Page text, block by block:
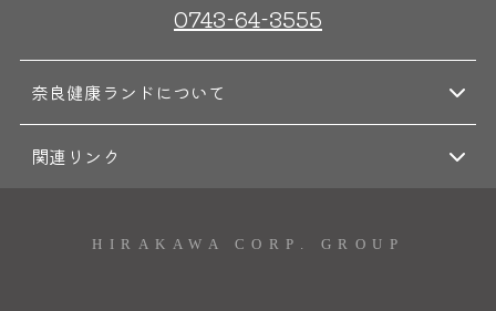
0743-64-3555
奈良健康ランドについて
関連リンク
HIRAKAWA CORP. GROUP